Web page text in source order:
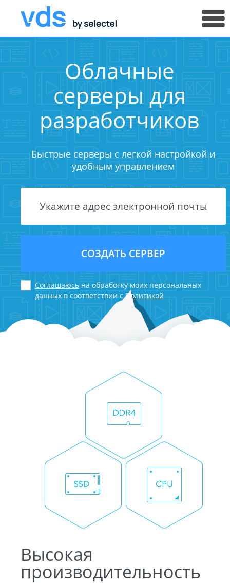
Облачные
серверы для
разработчиков
Быстрые серверы с легкой настройкой и
удобным управлением
СОЗДАТЬ СЕРВЕР
Соглашаюсь на обработку моих персональных
данных в соответствии сПолитикой
Высокая
производительность